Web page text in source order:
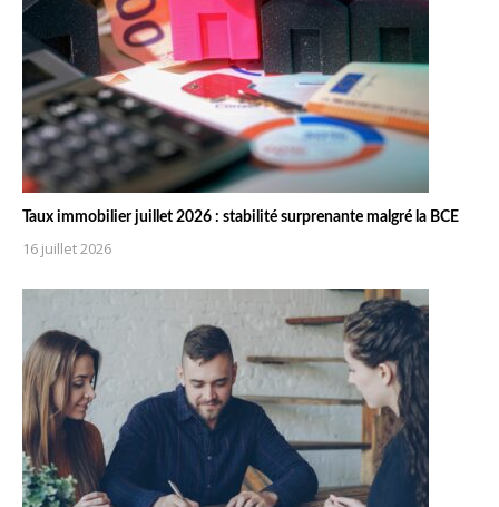
Taux immobilier juillet 2026 : stabilité surprenante malgré la BCE
16 juillet 2026